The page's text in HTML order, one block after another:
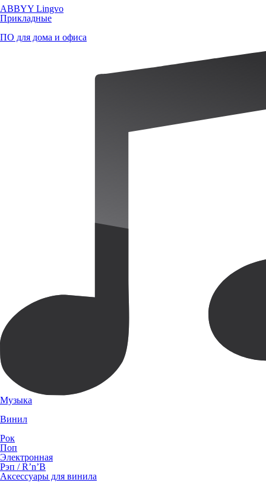
ABBYY Lingvo
Прикладные
ПО для дома и офиса
Музыка
Винил
Рок
Поп
Электронная
Рэп / R’n’B
Аксессуары для винила